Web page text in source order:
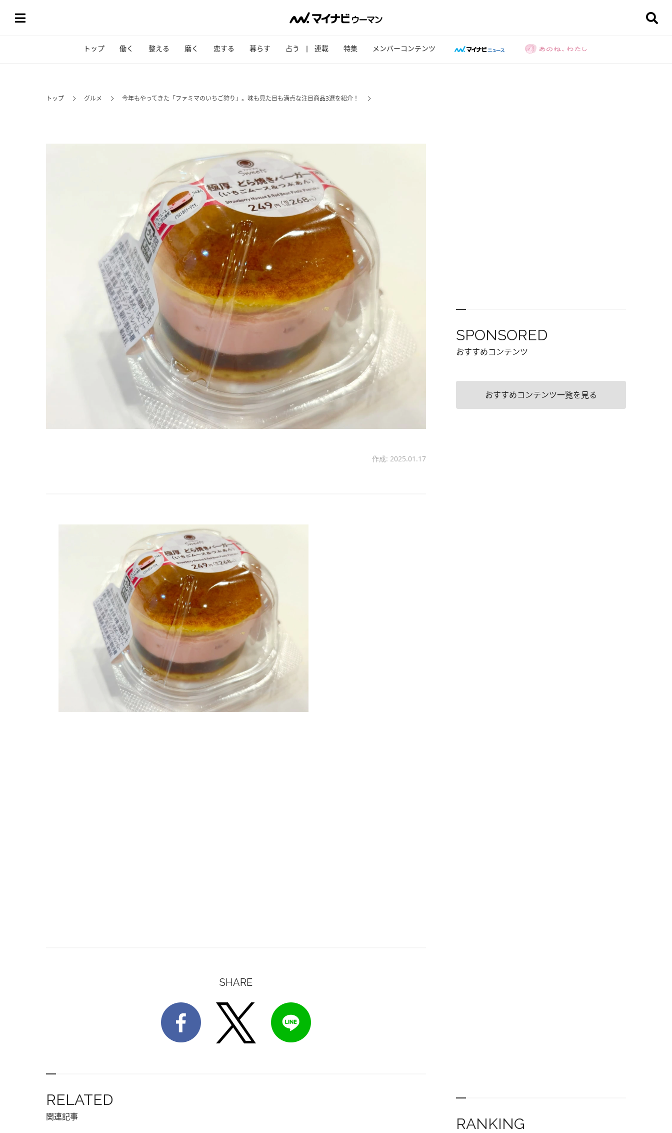
トップ 働く 整える 磨く 恋する 暮らす 占う 連載 特集 メンバーコンテンツ
トップ グルメ 今年もやってきた「ファミマのいちご狩り」。味も見た目も満点な注目商品3選を紹介！
作成: 2025.01.17
SHARE
RELATED
関連記事
SPONSORED
おすすめコンテンツ
おすすめコンテンツ一覧を見る
RANKING